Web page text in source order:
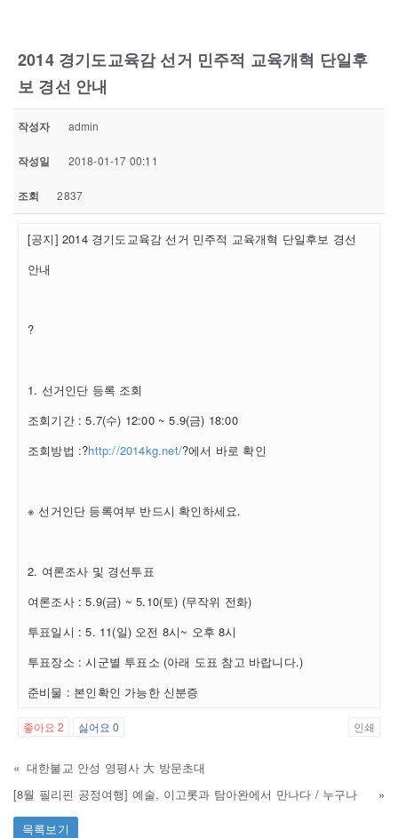
2014 경기도교육감 선거 민주적 교육개혁 단일후
보 경선 안내
작성자 admin
작성일 2018-01-17 00:11
조회 2837
[공지] 2014 경기도교육감 선거 민주적 교육개혁 단일후보 경선
안내
?
1. 선거인단 등록 조회
조회기간 : 5.7(수) 12:00 ~ 5.9(금) 18:00
조회방법 :?http://2014kg.net/?에서 바로 확인
※ 선거인단 등록여부 반드시 확인하세요.
2. 여론조사 및 경선투표
여론조사 : 5.9(금) ~ 5.10(토) (무작위 전화)
투표일시 : 5. 11(일) 오전 8시~ 오후 8시
투표장소 : 시군별 투표소 (아래 도표 참고 바랍니다.)
준비물 : 본인확인 가능한 신분증
좋아요 2 싫어요0 인쇄
« 대한불교 안성 영평사 大 방문초대
[8월 필리핀 공정여행] 예술, 이고롯과 탐아완에서 만나다 / 누구나
»
목록보기